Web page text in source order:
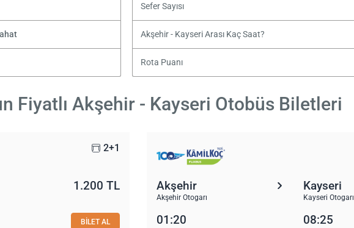
Sefer Sayısı
Akşehir - Kayseri Arası Kaç Saat?
Rota Puanı
Fiyatlı Akşehir - Kayseri Otobüs Biletleri
2+1
1.200 TL
BİLET AL
Akşehir
Akşehir Otogarı
Kayseri
Kayseri Otogarı
01:20 08:25